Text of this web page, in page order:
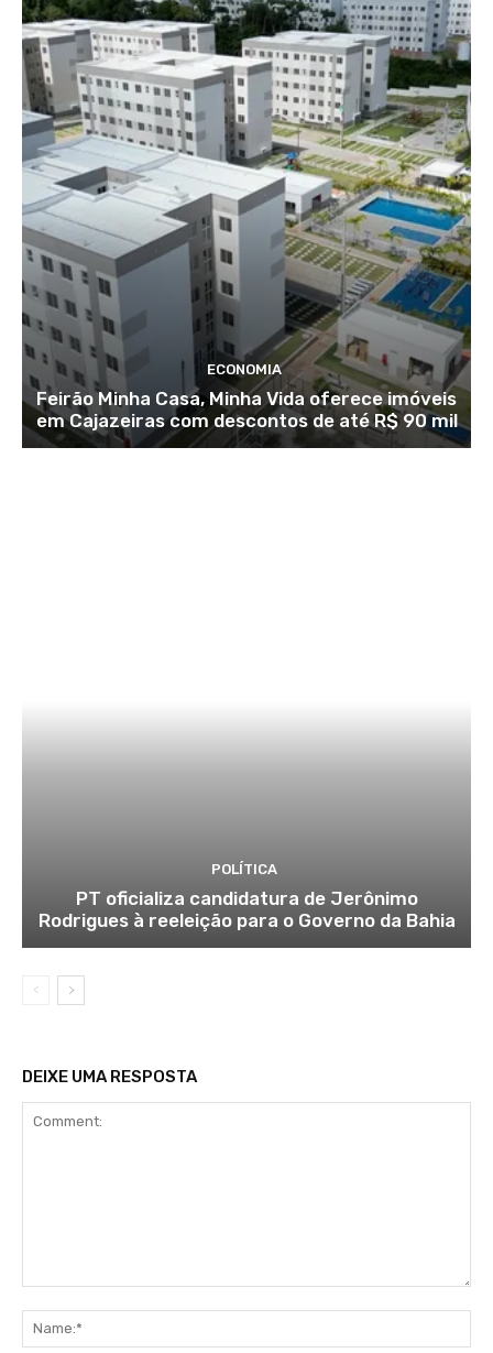
ECONOMIA
Feirão Minha Casa, Minha Vida oferece imóveis
em Cajazeiras com descontos de até R$ 90 mil
POLÍTICA
PT oficializa candidatura de Jerônimo
Rodrigues à reeleição para o Governo da Bahia
DEIXE UMA RESPOSTA